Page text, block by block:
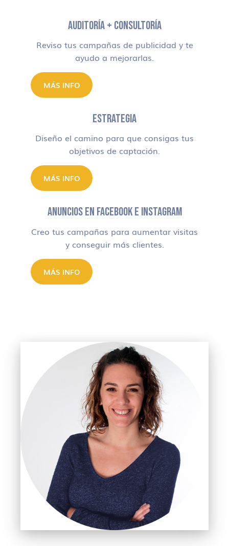
AUDITORÍA + CONSULTORÍA
Reviso tus campañas de publicidad y te
ayudo a mejorarlas.
MÁS INFO
ESTRATEGIA
Diseño el camino para que consigas tus
objetivos de captación.
MÁS INFO
ANUNCIOS EN FACEBOOK E INSTAGRAM
Creo tus campañas para aumentar visitas
y conseguir más clientes.
MÁS INFO